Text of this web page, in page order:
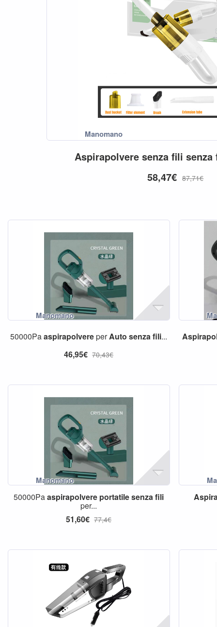
Aspirapolvere senza fili senza
58,47€ 87,71€
50000PaaspirapolvereperAuto senzafili...
46,95€ 70,43€
50000Paaspirapolvere portatilesenzafili
per...
51,60€ 77,4€